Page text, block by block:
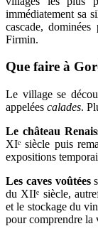
immédiatement sa
cascade, dominées
Firmin.
Que faire à
Le village se
appelées calades.
Le château
XIᵉ siècle puis
expositions
Les caves voûtées
du XIIᵉ siècle,
et le stockage du
pour comprendre la